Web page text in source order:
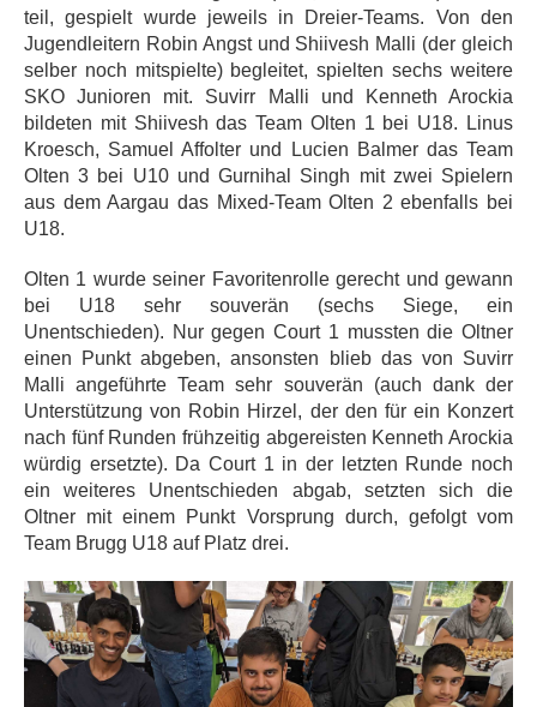
teil, gespielt wurde jeweils in Dreier-Teams. Von den
Jugendleitern Robin Angst und Shiivesh Malli (der gleich
selber noch mitspielte) begleitet, spielten sechs weitere
SKO Junioren mit. Suvirr Malli und Kenneth Arockia
bildeten mit Shiivesh das Team Olten 1 bei U18. Linus
Kroesch, Samuel Affolter und Lucien Balmer das Team
Olten 3 bei U10 und Gurnihal Singh mit zwei Spielern
aus dem Aargau das Mixed-Team Olten 2 ebenfalls bei
U18.
Olten 1 wurde seiner Favoritenrolle gerecht und gewann
bei U18 sehr souverän (sechs Siege, ein
Unentschieden). Nur gegen Court 1 mussten die Oltner
einen Punkt abgeben, ansonsten blieb das von Suvirr
Malli angeführte Team sehr souverän (auch dank der
Unterstützung von Robin Hirzel, der den für ein Konzert
nach fünf Runden frühzeitig abgereisten Kenneth Arockia
würdig ersetzte). Da Court 1 in der letzten Runde noch
ein weiteres Unentschieden abgab, setzten sich die
Oltner mit einem Punkt Vorsprung durch, gefolgt vom
Team Brugg U18 auf Platz drei.